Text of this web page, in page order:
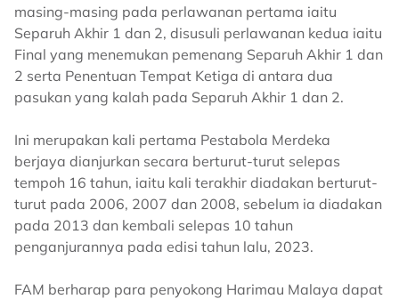
masing-masing pada perlawanan pertama iaitu
Separuh Akhir 1 dan 2, disusuli perlawanan kedua iaitu
Final yang menemukan pemenang Separuh Akhir 1 dan
2 serta Penentuan Tempat Ketiga di antara dua
pasukan yang kalah pada Separuh Akhir 1 dan 2.
Ini merupakan kali pertama Pestabola Merdeka
berjaya dianjurkan secara berturut-turut selepas
tempoh 16 tahun, iaitu kali terakhir diadakan berturut-
turut pada 2006, 2007 dan 2008, sebelum ia diadakan
pada 2013 dan kembali selepas 10 tahun
penganjurannya pada edisi tahun lalu, 2023.
FAM berharap para penyokong Harimau Malaya dapat